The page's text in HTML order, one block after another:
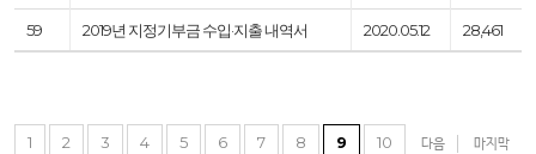
59 2019년 지정기부금 수입·지출 내역서 2020.05.12 28,461
1 2 3 4 5 6 7 8 9 10 다음 마지막